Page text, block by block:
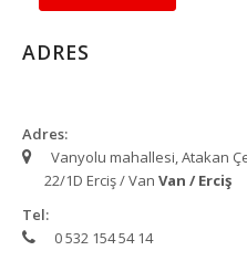
ADRES
Adres:
Vanyolu mahallesi, Atakan
22/1D Erciş / Van Van / Erciş
Tel:
0 532 154 54 14